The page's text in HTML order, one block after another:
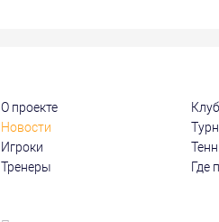
О проекте
Новости
Игроки
Тренеры
Где